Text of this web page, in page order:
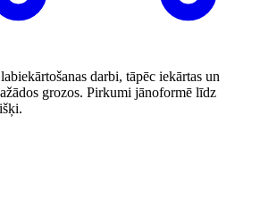
darbi, tāpēc iekārtas un
grozos. Pirkumi jānoformē līdz